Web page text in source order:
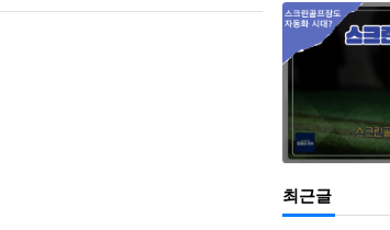
최근글